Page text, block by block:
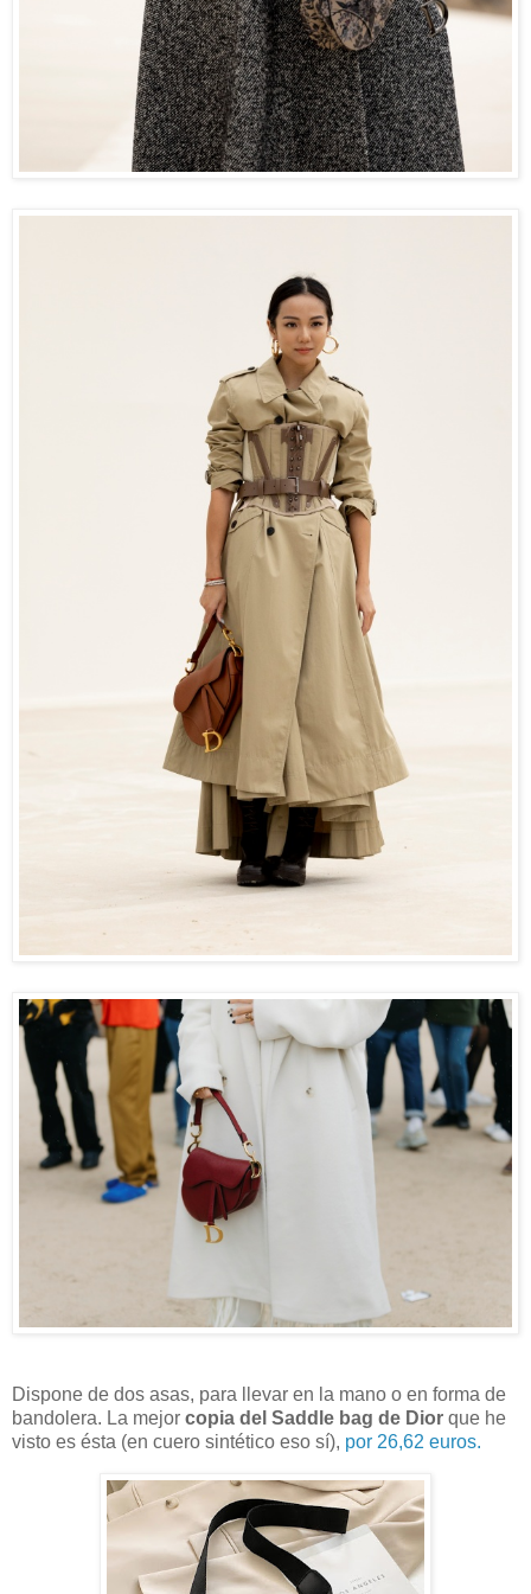
Dispone de dos asas, para llevar en la mano o en forma de
bandolera. La mejor copia del Saddle bag de Dior que he
visto es ésta (en cuero sintético eso sí), por 26,62 euros.